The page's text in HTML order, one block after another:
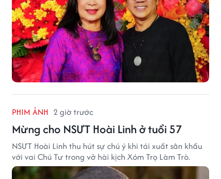
PHIM ẢNH 2 giờ trước
Mừng cho NSƯT Hoài Linh ở tuổi 57
NSƯT Hoài Linh thu hút sự chú ý khi tái xuất sân khấu
với vai Chú Tư trong vở hài kịch Xóm Trọ Làm Trò.